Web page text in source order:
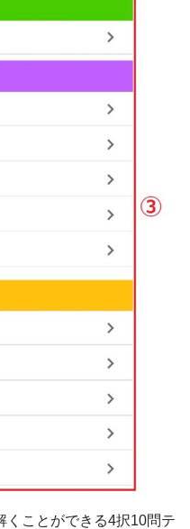
ことができる4択10問テ